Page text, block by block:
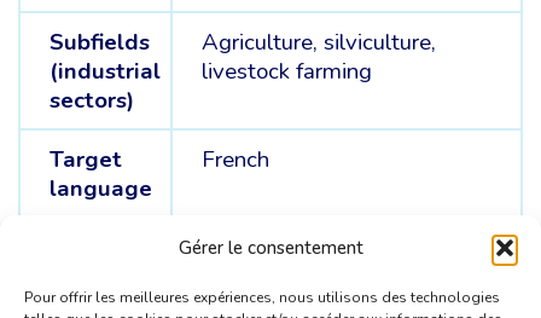
Gérer le consentement
Pour offrir les meilleures expériences, nous utilisons des technologies
Subfields
(industrial
sectors)
Agriculture, silviculture,
livestock farming
Target
language
French
German /English